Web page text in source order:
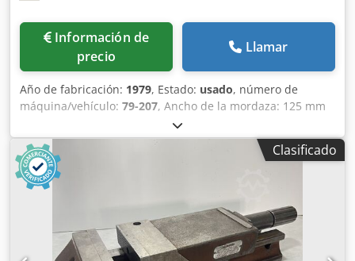
Información de
precio
Llamar
Año de fabricación: 1979, Estado: usado, número de
máquina/vehículo: 79-207, Ancho de la mordaza: 125 mm
Dcedpe Avhdjfx Aa Eok Altura de la mordaza: 42 mm
Distancia entre mordazas: 202 mm
Clasificado